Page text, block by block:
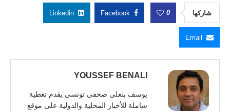
شاركها 0
Facebook
Linkedin
Email
YOUSSEF BENALI
يوسف بنعلي صحفي تونسي يقدم تغطية
شاملة للأخبار المحلية والدولية على موقع